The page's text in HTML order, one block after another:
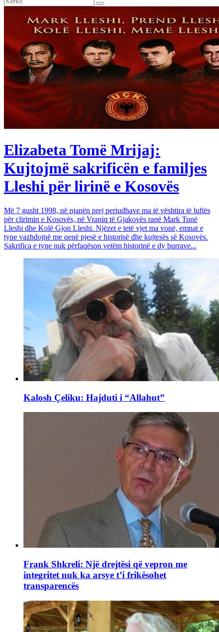
Elizabeta Tomë Mrijaj:
Kujtojmë sakrificën e familjes
Lleshi për lirinë e Kosovës
Më 7 gusht 1998, në njanën prej periudhave ma të vështira të luftës
për çlirimin e Kosovës, në Vraniq të Gjakovës ranë Mark Tunë
Lleshi dhe Kolë Gjon Lleshi. Njëzet e tetë vjet ma vonë, emnat e
tyne vazhdojnë me qenë pjesë e historisë dhe kujtesës së Kosovës.
Sakrifica e tyne nuk përfaqëson vetëm historinë e dy burrave...
Kalosh Çeliku: Hajduti i “Allahut”
Frank Shkreli: Një drejtësi që vepron me
integritet nuk ka arsye t’i frikësohet
transparencës